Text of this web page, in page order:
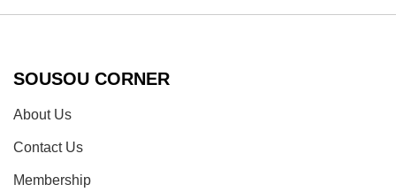
SOUSOU CORNER
About Us
Contact Us
Membership